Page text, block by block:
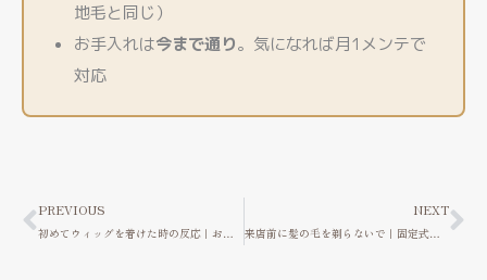
地毛と同じ）
お手入れは今まで通り。気になれば月1メンテで
対応
Prev
PREVIOUS
初めてウィッグを着けた時の反応｜お客様のリアルな声をウィッグ屋が紹介
NEXT
来店前に髪の毛を剃らないで｜固定式ウィッグに必要な髪の長さ